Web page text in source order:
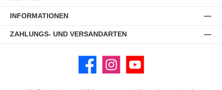
INFORMATIONEN
ZAHLUNGS- UND VERSANDARTEN
Facebook Instagram YouTube